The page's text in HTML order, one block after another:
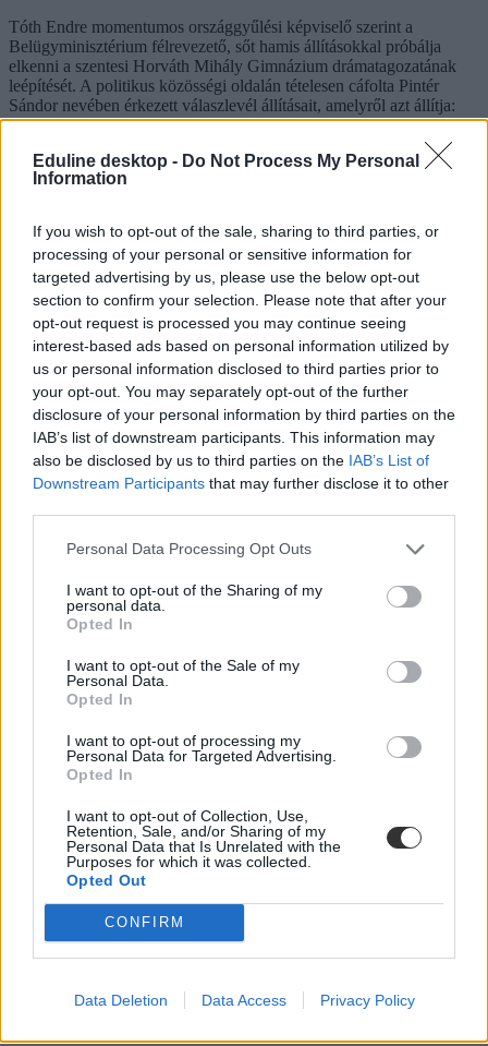
Eduline desktop - Do Not Process My Personal
Information
If you wish to opt-out of the sale, sharing to third parties, or
processing of your personal or sensitive information for
targeted advertising by us, please use the below opt-out
section to confirm your selection. Please note that after your
opt-out request is processed you may continue seeing
interest-based ads based on personal information utilized by
us or personal information disclosed to third parties prior to
your opt-out. You may separately opt-out of the further
disclosure of your personal information by third parties on the
IAB’s list of downstream participants. This information may
also be disclosed by us to third parties on the IAB’s List of
Downstream Participants that may further disclose it to other
Personal Data Processing Opt Outs
I want to opt-out of the Sharing of my
personal data.
Opted In
I want to opt-out of the Sale of my
Personal Data.
Opted In
I want to opt-out of processing my
Personal Data for Targeted Advertising.
Opted In
I want to opt-out of Collection, Use,
Retention, Sale, and/or Sharing of my
Personal Data that Is Unrelated with the
Purposes for which it was collected.
Opted Out
CONFIRM
Data Deletion Data Access Privacy Policy
Tóth Endre momentumos országgyűlési képviselő szerint a
Belügyminisztérium félrevezető, sőt hamis állításokkal próbálja
elkenni a szentesi Horváth Mihály Gimnázium drámatagozatának
leépítését. A politikus közösségi oldalán tételesen cáfolta Pintér
Sándor nevében érkezett válaszlevél állításait, amelyről azt állítja:
valójában az iskola fideszes igazgatónője fogalmazta.
Közoktatás
Kurucz-Gáspár Tünde
történt a szentesi drámatagozattal
Január 15-ig választ ígért Tóth Endre momentumos képviselő
kapcsolatban.
Közoktatás